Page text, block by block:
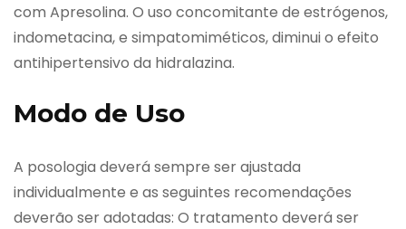
com Apresolina. O uso concomitante de estrógenos,
indometacina, e simpatomiméticos, diminui o efeito
antihipertensivo da hidralazina.
Modo de Uso
A posologia deverá sempre ser ajustada
individualmente e as seguintes recomendações
deverão ser adotadas: O tratamento deverá ser